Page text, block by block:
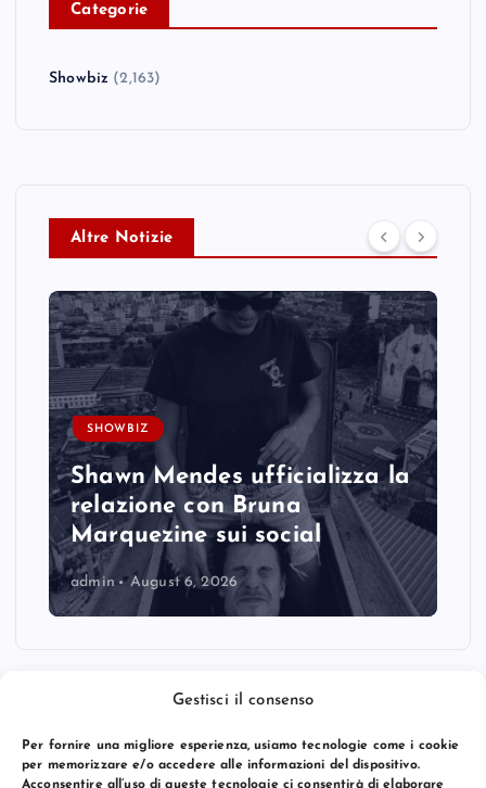
Gestisci il consenso
Per fornire una migliore esperienza, usiamo tecnologie come i cookie
per memorizzare e/o accedere alle informazioni del dispositivo.
Acconsentire all’uso di queste tecnologie ci consentirà di elaborare
Categorie
Showbiz (2,163)
Altre Notizie
SHOWBIZ
Shawn Mendes ufficializza la
relazione con Bruna
Marquezine sui social
admin August 6, 2026